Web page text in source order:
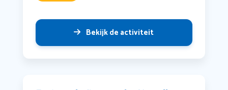
Bekijk de activiteit